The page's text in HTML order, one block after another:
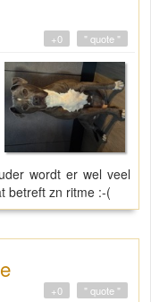
" quote "
+0
wordt er wel veel
betreft zn ritme :-(
" quote "
+0